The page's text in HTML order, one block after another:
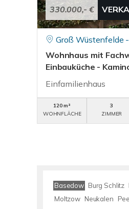
330.000,- €
Groß Wüstenfelde
Wohnhaus mit
Einbauküche -
Einfamilienhaus
120 m²
WOHNFLÄCHE
3
ZIMMER
Basedow Burg Schlitz
Moltzow Neukalen